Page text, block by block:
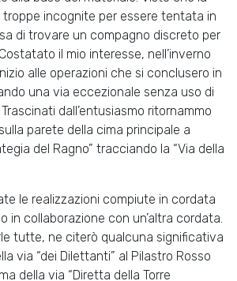
incognite per essere tentata in
di trovare un compagno discreto per
il mio interesse, nell’inverno
alle operazioni che si conclusero in
una via eccezionale senza uso di
dall’entusiasmo ritornammo
parete della cima principale a
del Ragno” tracciando la “Via della
le realizzazioni compiute in cordata
in collaborazione con un’altra cordata.
tutte, ne citerò qualcuna significativa
via “dei Dilettanti” al Pilastro Rosso
della via “Diretta della Torre